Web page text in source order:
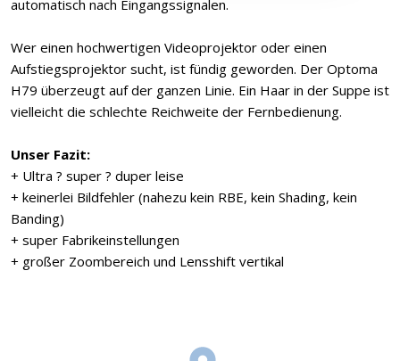
automatisch nach Eingangssignalen.
Wer einen hochwertigen Videoprojektor oder einen
Aufstiegsprojektor sucht, ist fündig geworden. Der Optoma
H79 überzeugt auf der ganzen Linie. Ein Haar in der Suppe ist
vielleicht die schlechte Reichweite der Fernbedienung.
Unser Fazit:
+ Ultra ? super ? duper leise
+ keinerlei Bildfehler (nahezu kein RBE, kein Shading, kein
Banding)
+ super Fabrikeinstellungen
+ großer Zoombereich und Lensshift vertikal